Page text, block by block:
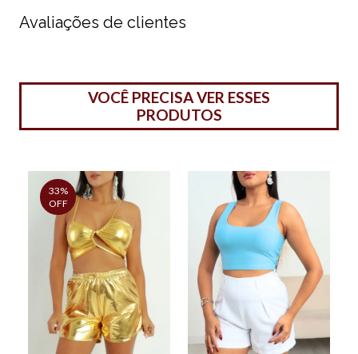
Avaliações de clientes
VOCÊ PRECISA VER ESSES
PRODUTOS
33%
OFF